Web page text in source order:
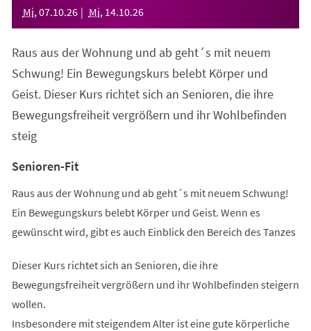
Mi, 07.10.26 Mi, 14.10.26
Raus aus der Wohnung und ab geht´s mit neuem
Schwung! Ein Bewegungskurs belebt Körper und
Geist. Dieser Kurs richtet sich an Senioren, die ihre
Bewegungsfreiheit vergrößern und ihr Wohlbefinden
steig
Senioren-Fit
Raus aus der Wohnung und ab geht´s mit neuem Schwung!
Ein Bewegungskurs belebt Körper und Geist. Wenn es
gewünscht wird, gibt es auch Einblick den Bereich des Tanzes
Dieser Kurs richtet sich an Senioren, die ihre
Bewegungsfreiheit vergrößern und ihr Wohlbefinden steigern
wollen.
Insbesondere mit steigendem Alter ist eine gute körperliche